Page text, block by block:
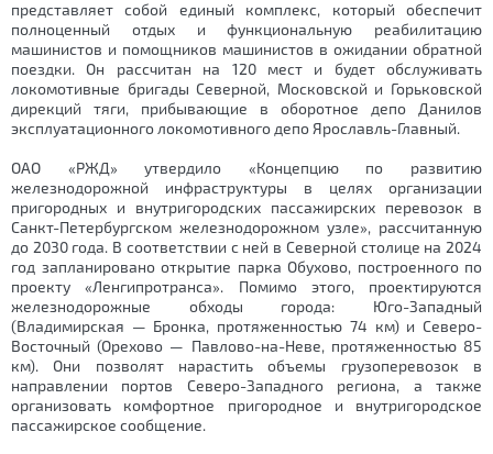
представляет собой единый комплекс, который обеспечит
полноценный отдых и функциональную реабилитацию
машинистов и помощников машинистов в ожидании обратной
поездки. Он рассчитан на 120 мест и будет обслуживать
локомотивные бригады Северной, Московской и Горьковской
дирекций тяги, прибывающие в оборотное депо Данилов
эксплуатационного локомотивного депо Ярославль-Главный.
ОАО «РЖД» утвердило «Концепцию по развитию
железнодорожной инфраструктуры в целях организации
пригородных и внутригородских пассажирских перевозок в
Санкт-Петербургском железнодорожном узле», рассчитанную
до 2030 года. В соответствии с ней в Северной столице на 2024
год запланировано открытие парка Обухово, построенного по
проекту «Ленгипротранса». Помимо этого, проектируются
железнодорожные обходы города: Юго-Западный
(Владимирская — Бронка, протяженностью 74 км) и Северо-
Восточный (Орехово — Павлово-на-Неве, протяженностью 85
км). Они позволят нарастить объемы грузоперевозок в
направлении портов Северо-Западного региона, а также
организовать комфортное пригородное и внутригородское
пассажирское сообщение.